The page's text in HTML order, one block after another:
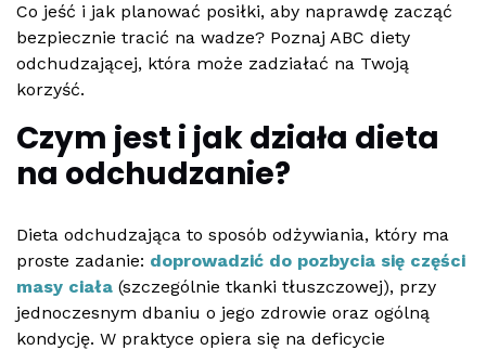
Co jeść i jak planować posiłki, aby naprawdę zacząć
bezpiecznie tracić na wadze? Poznaj ABC diety
odchudzającej, która może zadziałać na Twoją
korzyść.
Czym jest i jak działa dieta
na odchudzanie?
Dieta odchudzająca to sposób odżywiania, który ma
proste zadanie: doprowadzić do pozbycia się części
masy ciała (szczególnie tkanki tłuszczowej), przy
jednoczesnym dbaniu o jego zdrowie oraz ogólną
kondycję. W praktyce opiera się na deficycie